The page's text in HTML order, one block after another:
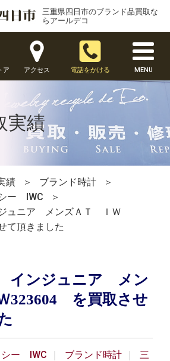
三重県四日市のブランド品買取な
らアールデコ
ア アクセス 電話をかける MENU
実績
績 ＞ ブランド時計
＞
ー IWC
＞
ュニア メンズＡＴ ＩＷ
て頂きました
インジュニア メン
323604 を買取させ
シー IWC ブランド時計
三